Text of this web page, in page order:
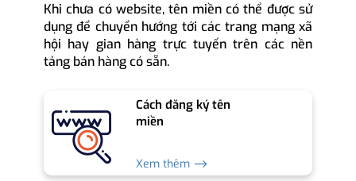
Khi chưa có website, tên miền có thể được sử
dụng để chuyển hướng tới các trang mạng xã
hội hay gian hàng trực tuyến trên các nền
tảng bán hàng có sẵn.
Cách đăng ký tên
miền
Xem thêm ⟶